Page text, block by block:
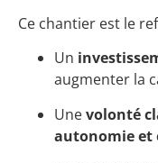
Ce chantier est le
Un
augmenter la
Unevolonté
autonomie et